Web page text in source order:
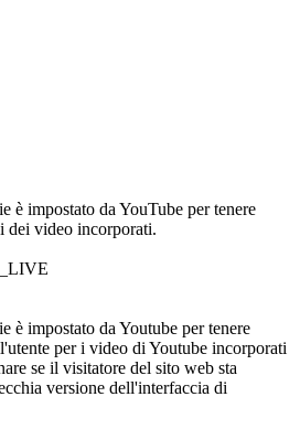
è impostato da YouTube per tenere
dei video incorporati.
è impostato da Youtube per tenere
per i video di Youtube incorporati
se il visitatore del sito web sta
versione dell'interfaccia di